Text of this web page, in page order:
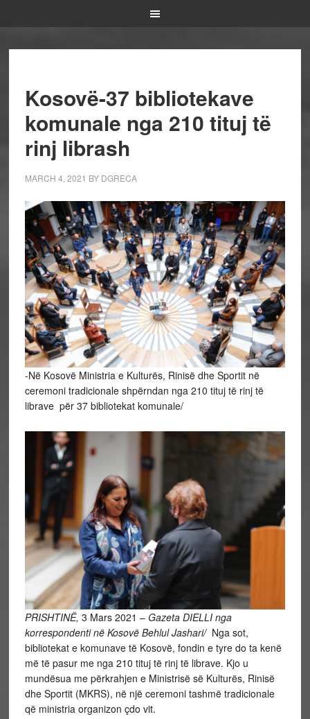
Kosovë-37 bibliotekave
komunale nga 210 tituj të
rinj librash
MARCH 4, 2021 BY DGRECA
-Në Kosovë Ministria e Kulturës, Rinisë dhe Sportit në
ceremoni tradicionale shpërndan nga 210 tituj të rinj të
librave për 37 bibliotekat komunale/
PRISHTINË, 3 Mars 2021 – Gazeta DIELLI nga
korrespondenti në Kosovë Behlul Jashari/ Nga sot,
bibliotekat e komunave të Kosovë, fondin e tyre do ta kenë
më të pasur me nga 210 tituj të rinj të librave. Kjo u
mundësua me përkrahjen e Ministrisë së Kulturës, Rinisë
dhe Sportit (MKRS), në një ceremoni tashmë tradicionale
që ministria organizon çdo vit.